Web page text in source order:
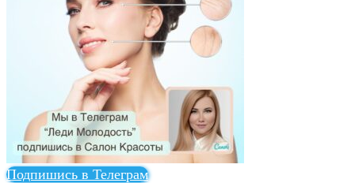
Подпишись в Телеграм